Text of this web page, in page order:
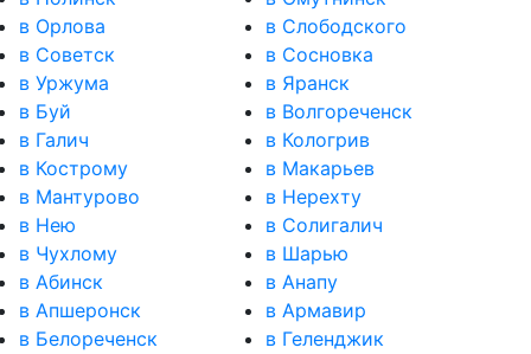
в Орлова
в Слободского
в Советск
в Сосновка
в Уржума
в Яранск
в Буй
в Волгореченск
в Галич
в Кологрив
в Кострому
в Макарьев
в Мантурово
в Нерехту
в Нею
в Солигалич
в Чухлому
в Шарью
в Абинск
в Анапу
в Апшеронск
в Армавир
в Белореченск
в Геленджик